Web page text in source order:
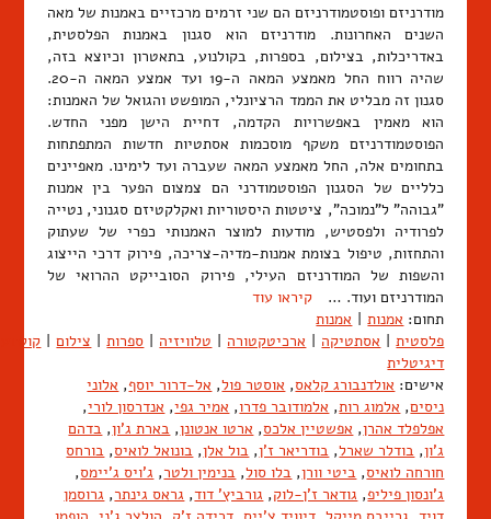
מודרניזם ופוסטמודרניזם הם שני זרמים מרכזיים באמנות של מאה
השנים האחרונות. מודרניזם הוא סגנון באמנות הפלסטית,
באדריכלות, בצילום, בספרות, בקולנוע, בתאטרון וכיוצא בזה,
שהיה רווח החל מאמצע המאה ה-19 ועד אמצע המאה ה-20.
סגנון זה מבליט את הממד הרציונלי, המופשט והגואל של האמנות:
הוא מאמין באפשרויות הקדמה, דחיית הישן מפני החדש.
הפוסטמודרניזם משקף מוסכמות אסתטיות חדשות המתפתחות
בתחומים אלה, החל מאמצע המאה שעברה ועד לימינו. מאפיינים
כלליים של הסגנון הפוסטמודרני הם צמצום הפער בין אמנות
"גבוהה" ל"נמוכה", ציטטות היסטוריות ואקלקטיזם סגנוני, נטייה
לפרודיה ולפסטיש, מודעות למוצר האמנותי כפרי של שעתוק
והתחזות, טיפול בצומת אמנות-מדיה-צריכה, פירוק דרכי הייצוג
והשפות של המודרניזם העילי, פירוק הסובייקט ההרואי של
המודרניזם ועוד. … קיראו עוד
תחום: אמנות | אמנות
פלסטית | אסתטיקה | ארכיטקטורה | טלוויזיה | ספרות | צילום | קולנוע
דיגיטלית
אישים: אולדנבורג קלאס, אוסטר פול, אל-דרור יוסף, אלוני
ניסים, אלמוג רות, אלמודובר פדרו, אמיר גפי, אנדרסון לורי,
אפלפלד אהרן, אפשטיין אלכס, ארטו אנטונן, בארת ג'ון, בדהם
ג'ון, בודלר שארל, בודריאר ז'ן, בול אלן, בונואל לואיס, בורחס
חורחה לואיס, ביטי וורן, בלו סול, בנימין ולטר, ג'ויס ג'יימס,
ג'ונסון פיליפ, גודאר ז'ן-לוק, גורביץ' דוד, גראס גינתר, גרוסמן